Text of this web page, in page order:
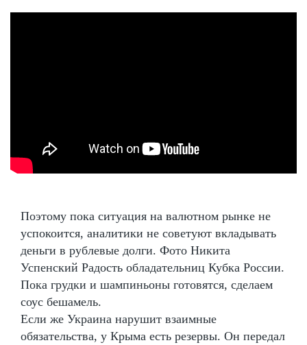
Поэтому пока ситуация на валютном рынке не
успокоится, аналитики не советуют вкладывать
деньги в рублевые долги. Фото Никита
Успенский Радость обладательниц Кубка России.
Пока грудки и шампиньоны готовятся, сделаем
соус бешамель.
Если же Украина нарушит взаимные
обязательства, у Крыма есть резервы. Он передал